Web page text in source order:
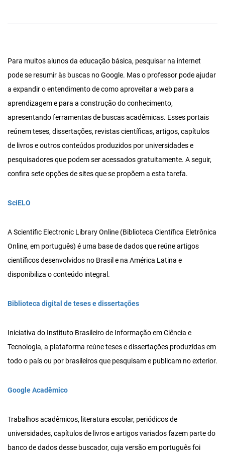
Para muitos alunos da educação básica, pesquisar na internet
pode se resumir às buscas no Google. Mas o professor pode ajudar
a expandir o entendimento de como aproveitar a web para a
aprendizagem e para a construção do conhecimento,
apresentando ferramentas de buscas acadêmicas. Esses portais
reúnem teses, dissertações, revistas científicas, artigos, capítulos
de livros e outros conteúdos produzidos por universidades e
pesquisadores que podem ser acessados gratuitamente. A seguir,
confira sete opções de sites que se propõem a esta tarefa.
SciELO
A Scientific Electronic Library Online (Biblioteca Científica Eletrônica
Online, em português) é uma base de dados que reúne artigos
científicos desenvolvidos no Brasil e na América Latina e
disponibiliza o conteúdo integral.
Biblioteca digital de teses e dissertações
Iniciativa do Instituto Brasileiro de Informação em Ciência e
Tecnologia, a plataforma reúne teses e dissertações produzidas em
todo o país ou por brasileiros que pesquisam e publicam no exterior.
Google Acadêmico
Trabalhos acadêmicos, literatura escolar, periódicos de
universidades, capítulos de livros e artigos variados fazem parte do
banco de dados desse buscador, cuja versão em português foi